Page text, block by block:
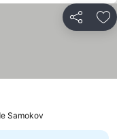
Partilhar
Samokov